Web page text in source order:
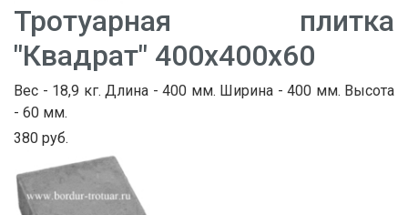
Тротуарная плитка
"Квадрат" 400х400х60
Вес - 18,9 кг. Длина - 400 мм. Ширина - 400 мм. Высота
- 60 мм.
380 руб.